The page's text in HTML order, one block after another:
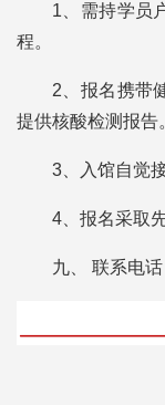
1、需持学员
程。
2、报名携带
提供核酸检测报告
3、入馆自觉
4、报名采取
九、 联系电